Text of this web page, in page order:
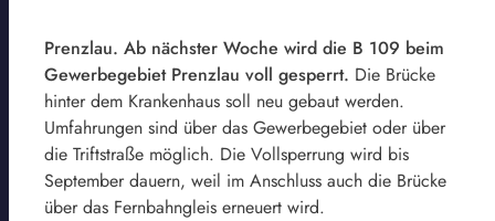
Prenzlau. Ab nächster Woche wird die B 109 beim
Gewerbegebiet Prenzlau voll gesperrt. Die Brücke
hinter dem Krankenhaus soll neu gebaut werden.
Umfahrungen sind über das Gewerbegebiet oder über
die Triftstraße möglich. Die Vollsperrung wird bis
September dauern, weil im Anschluss auch die Brücke
über das Fernbahngleis erneuert wird.